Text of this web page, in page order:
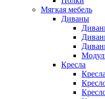
Мягкая мебель
Диваны
Кресла